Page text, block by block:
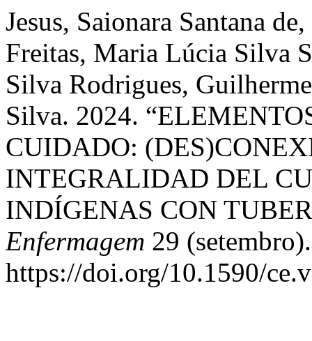
Jesus, Saionara Santana
Freitas, Maria Lúcia Silva
Silva Rodrigues,
Silva. 2024.
CUIDADO:
INTEGRALIDAD DEL
INDÍGENAS CON
Enfermagem 29 (setembro).
https://doi.org/10.1590/